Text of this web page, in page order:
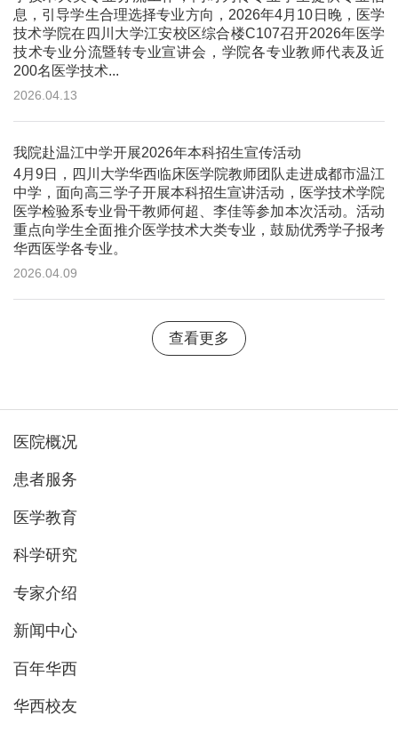
息，引导学生合理选择专业方向，2026年4月10日晚，医学
技术学院在四川大学江安校区综合楼C107召开2026年医学
技术专业分流暨转专业宣讲会，学院各专业教师代表及近
200名医学技术...
2026.04.13
我院赴温江中学开展2026年本科招生宣传活动
4月9日，四川大学华西临床医学院教师团队走进成都市温江
中学，面向高三学子开展本科招生宣讲活动，医学技术学院
医学检验系专业骨干教师何超、李佳等参加本次活动。活动
重点向学生全面推介医学技术大类专业，鼓励优秀学子报考
华西医学各专业。
2026.04.09
查看更多
医院概况
患者服务
医学教育
科学研究
专家介绍
新闻中心
百年华西
华西校友